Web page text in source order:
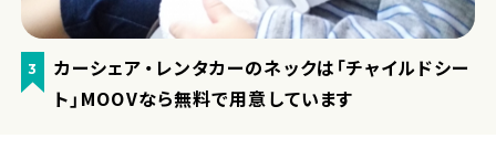
3
カーシェア・レンタカーのネックは「チャイルドシー
ト」MOOVなら無料で用意しています